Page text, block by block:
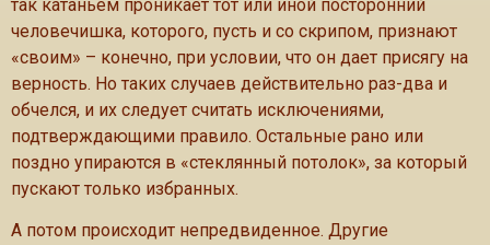
так катаньем проникает тот или иной посторонний
человечишка, которого, пусть и со скрипом, признают
«своим» – конечно, при условии, что он дает присягу на
верность. Но таких случаев действительно раз-два и
обчелся, и их следует считать исключениями,
подтверждающими правило. Остальные рано или
поздно упираются в «стеклянный потолок», за который
пускают только избранных.
А потом происходит непредвиденное. Другие